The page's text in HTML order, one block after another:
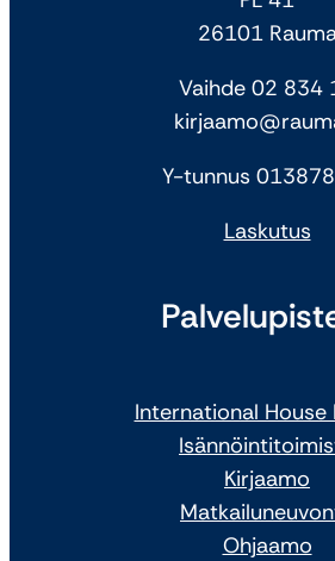
26101
Vaihde 02 834
Y-tunnus
Laskutus
International House
Kirjaamo
Ohjaamo